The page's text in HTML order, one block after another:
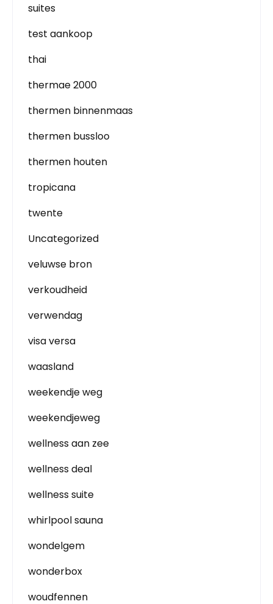
suites
test aankoop
thai
thermae 2000
thermen binnenmaas
thermen bussloo
thermen houten
tropicana
twente
Uncategorized
veluwse bron
verkoudheid
verwendag
visa versa
waasland
weekendje weg
weekendjeweg
wellness aan zee
wellness deal
wellness suite
whirlpool sauna
wondelgem
wonderbox
woudfennen